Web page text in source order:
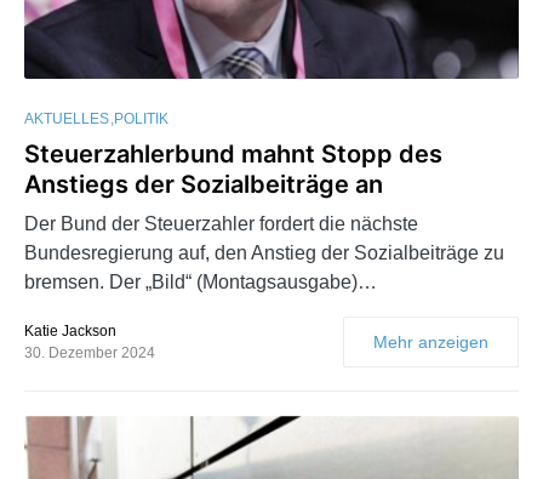
AKTUELLES POLITIK
Steuerzahlerbund mahnt Stopp des
Anstiegs der Sozialbeiträge an
Der Bund der Steuerzahler fordert die nächste
Bundesregierung auf, den Anstieg der Sozialbeiträge zu
bremsen. Der „Bild“ (Montagsausgabe)…
Katie Jackson
30. Dezember 2024
Mehr anzeigen